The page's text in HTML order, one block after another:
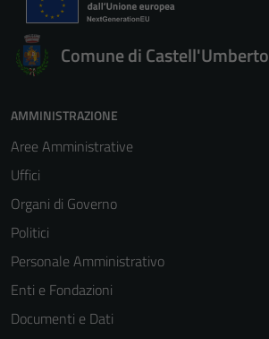
Comune di Castell'Umberto
AMMINISTRAZIONE
Aree Amministrative
Uffici
Organi di Governo
Politici
Personale Amministrativo
Enti e Fondazioni
Documenti e Dati